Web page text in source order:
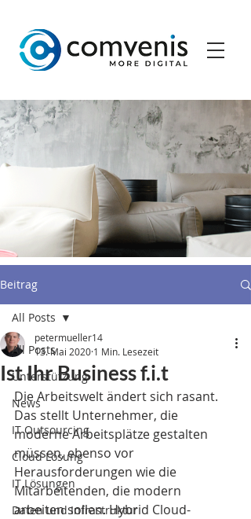
Beitrag
All Posts
Unterstützung
News
IT Outsourcing
Cloud Lösung
IT Lösungen
Daten und Infrastruktur
All Posts
Ist Ihr Business f.i.t
petermueller14
13. Mai 2020 1 Min. Lesezeit
Die Arbeitswelt ändert sich rasant.
Das stellt Unternehmer, die
moderne Arbeitsplätze gestalten
müssen, ebenso vor
Herausforderungen wie die
Mitarbeitenden, die modern
arbeiten sollen. Hybrid Cloud-